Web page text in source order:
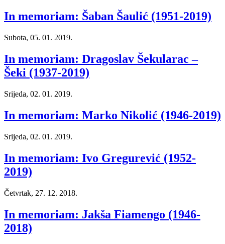
In memoriam: Šaban Šaulić (1951-2019)
Subota, 05. 01. 2019.
In memoriam: Dragoslav Šekularac –
Šeki (1937-2019)
Srijeda, 02. 01. 2019.
In memoriam: Marko Nikolić (1946-2019)
Srijeda, 02. 01. 2019.
In memoriam: Ivo Gregurević (1952-
2019)
Četvrtak, 27. 12. 2018.
In memoriam: Jakša Fiamengo (1946-
2018)